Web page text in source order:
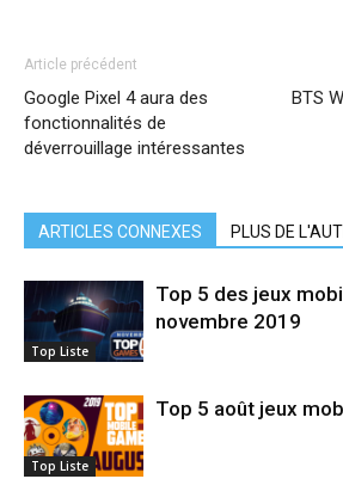
Article précédent
Google Pixel 4 aura des
fonctionnalités de
déverrouillage intéressantes
BTS
ARTICLES CONNEXES PLUS DE
Top Liste
Top 5 des jeux
novembre 2019
Top Liste
Top 5 août jeux